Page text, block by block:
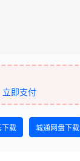
立即支付
下载 城通网盘下载